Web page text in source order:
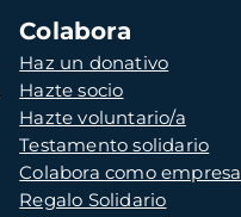
Colabora
Haz un donativo
Hazte socio
Hazte voluntario/a
Testamento solidario
Colabora como empresa
Regalo Solidario